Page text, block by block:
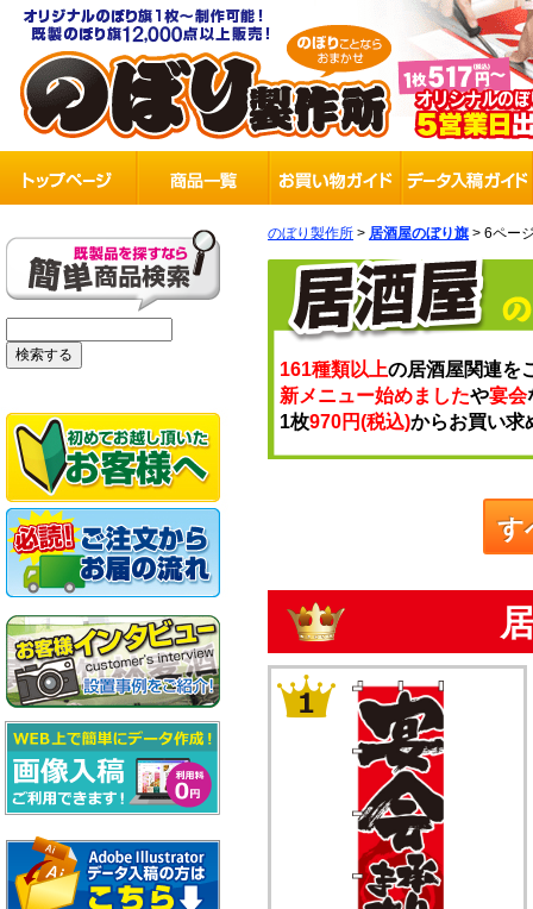
のぼり製作所 > 居酒屋のぼり旗 > 6ペー
161種類以上の居酒屋関連を
新メニュー始めましたや宴会
1枚970円(税込)からお買い求
す